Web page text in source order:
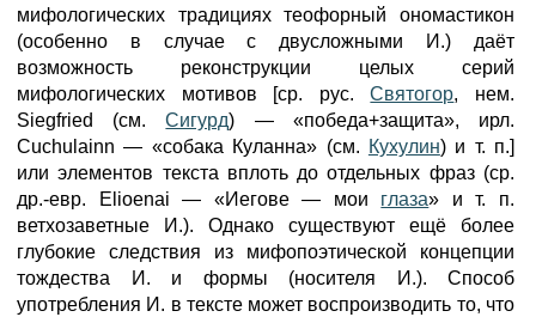
мифологических традициях теофорный ономастикон
(особенно в случае с двусложными И.) даёт
возможность реконструкции целых серий
мифологических мотивов [ср. рус.Святогор, нем.
Siegfried (см.Сигурд) — «победа+защита», ирл.
Cuchulainn — «собака Куланна» (см. Кухулин) и т. п.]
или элементов текста вплоть до отдельных фраз (ср.
др.-евр. Elioenai — «Иегове — мои глаза» и т. п.
ветхозаветные И.). Однако существуют ещё более
глубокие следствия из мифопоэтической концепции
тождества И. и формы (носителя И.). Способ
употребления И. в тексте может воспроизводить то, что